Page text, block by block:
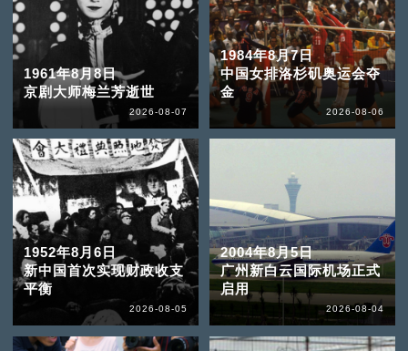
1961年8月8日
京剧大师梅兰芳逝世
2026-08-07
1984年8月7日
中国女排洛杉矶奥运会夺
金
2026-08-06
1952年8月6日
新中国首次实现财政收支
平衡
2026-08-05
2004年8月5日
广州新白云国际机场正式
启用
2026-08-04